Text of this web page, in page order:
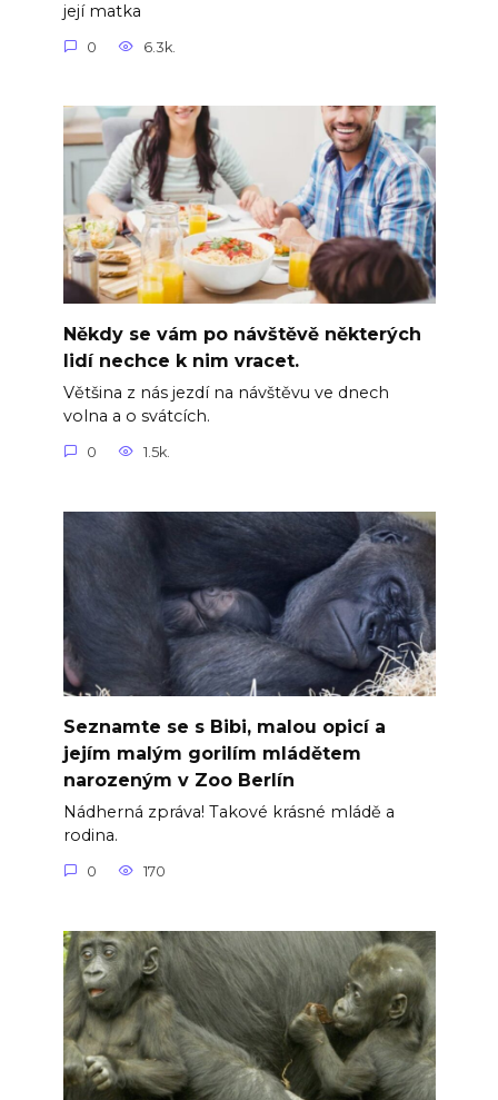
její matka
0 6.3k.
Někdy se vám po návštěvě některých
lidí nechce k nim vracet.
Většina z nás jezdí na návštěvu ve dnech
volna a o svátcích.
0 1.5k.
Seznamte se s Bibi, malou opicí a
jejím malým gorilím mládětem
narozeným v Zoo Berlín
Nádherná zpráva! Takové krásné mládě a
rodina.
0 170